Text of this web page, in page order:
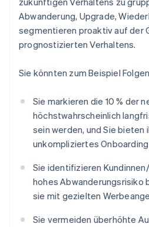
Abwanderung, Upgrade,
segmentieren proaktiv auf der
prognostizierten Verhaltens.
Sie könnten zum Beispiel
Sie markieren die 10 % der
höchstwahrscheinlich
sein werden, und Sie bieten
unkompliziertes Onboarding
Sie identifizieren
hohes Abwanderungsrisiko
sie mit gezielten
Sie vermeiden überhöhte